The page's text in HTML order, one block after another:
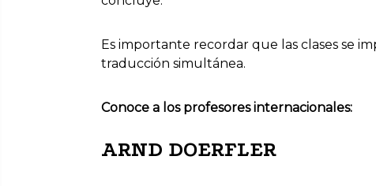
Es importante recordar que las clases se
traducción simultánea.
Conoce a los profesores internacionales:
ARND DOERFLER